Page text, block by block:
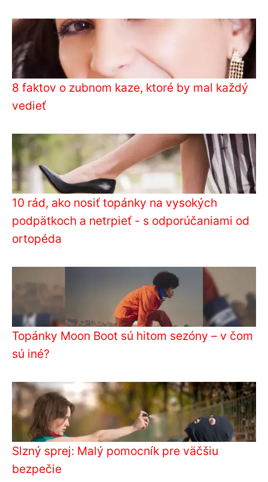
8 faktov o zubnom kaze, ktoré by mal každý
vedieť
10 rád, ako nosiť topánky na vysokých
podpätkoch a netrpieť - s odporúčaniami od
ortopéda
Topánky Moon Boot sú hitom sezóny – v čom
sú iné?
Slzný sprej: Malý pomocník pre väčšiu
bezpečie